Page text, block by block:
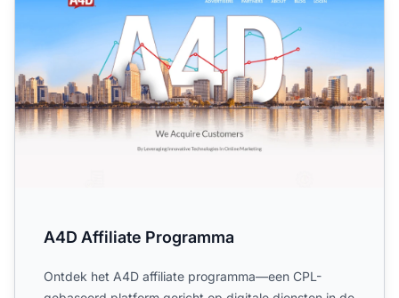
A4D Affiliate Programma
Ontdek het A4D affiliate programma—een CPL-